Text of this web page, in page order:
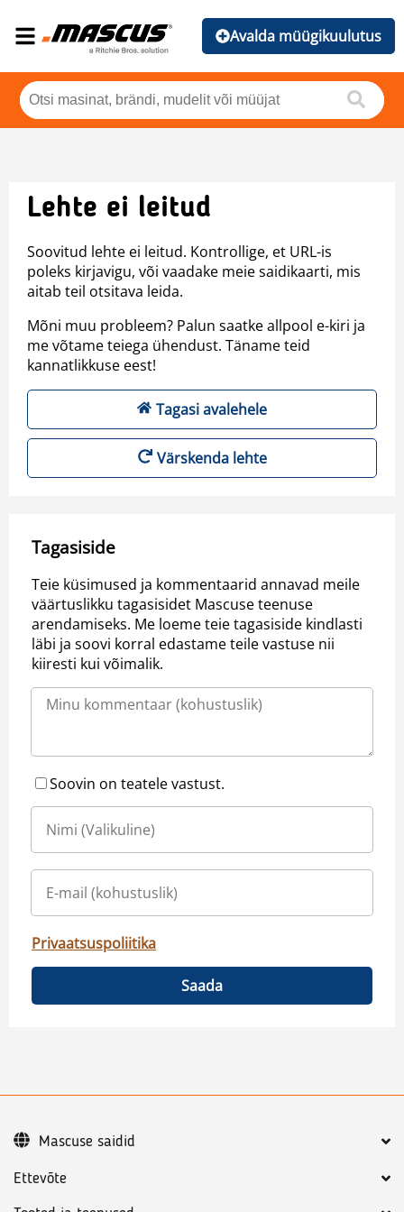
Avalda müügikuulutus
Lehte ei leitud
Soovitud lehte ei leitud. Kontrollige, et URL-is
poleks kirjavigu, või vaadake meie saidikaarti, mis
aitab teil otsitava leida.
Mõni muu probleem? Palun saatke allpool e-kiri ja
me võtame teiega ühendust. Täname teid
kannatlikkuse eest!
Tagasi avalehele
Värskenda lehte
Tagasiside
Teie küsimused ja kommentaarid annavad meile
väärtuslikku tagasisidet Mascuse teenuse
arendamiseks. Me loeme teie tagasiside kindlasti
läbi ja soovi korral edastame teile vastuse nii
kiiresti kui võimalik.
Soovin on teatele vastust.
Privaatsuspoliitika
Saada
Ettevõte
Mascuse saidid